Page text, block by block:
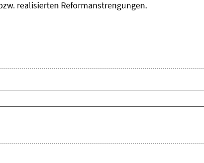
realisierten Reformanstrengungen.